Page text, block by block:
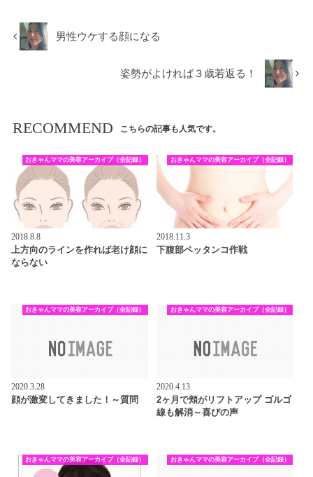
男性ウケする顔になる
姿勢がよければ３歳若返る！
RECOMMEND こちらの記事も人気です。
おきゃんママの美容アーカイブ（全記録）
2018.8.8
上方向のラインを作れば老け顔に
ならない
おきゃんママの美容アーカイブ（全記録）
2018.11.3
下腹部ペッタンコ作戦
おきゃんママの美容アーカイブ（全記録）
2020.3.28
顔が激変してきました！～質問
おきゃんママの美容アーカイブ（全記録）
2020.4.13
2ヶ月で頬がリフトアップ ゴルゴ
線も解消～喜びの声
おきゃんママの美容アーカイブ（全記録） おきゃんママの美容アーカイブ（全記録）